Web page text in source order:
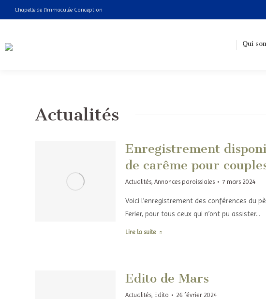
Chapelle de l'Immaculée Conception
Qui
Actualités
Enregistrement
de carême pour
Actualités, Annonces paroissiales 7 mars 2024
Voici l’enregistrement des conférences du
Ferier, pour tous ceux qui n’ont pu assister…
Lire la suite
Edito de Mars
Actualités, Edito 26 février 2024